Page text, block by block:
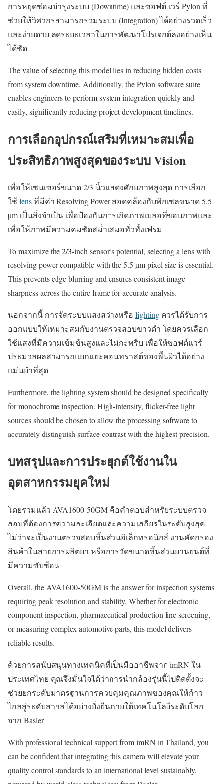
การหยุดซ่อมบำรุงระบบ (Downtime) และซอฟต์แวร์ Pylon ที่
ช่วยให้วิศวกรสามารถรวมระบบ (Integration) ได้อย่างรวดเร็ว
และง่ายดาย ลดระยะเวลาในการพัฒนาโปรเจกต์ลงอย่างเห็น
ได้ชัด
The value of selecting this model lies in reducing hidden costs
from system downtime. Additionally, the Pylon software suite
enables engineers to perform system integration quickly and
easily, significantly reducing project development timelines.
การเลือกอุปกรณ์เสริมที่เหมาะสมเพื่อ
ประสิทธิภาพสูงสุดของระบบ Vision
เพื่อให้เซนเซอร์ขนาด 2/3 นิ้วแสดงศักยภาพสูงสุด การเลือก
ใช้lensที่มีค่า Resolving Power สอดคล้องกับพิกเซลขนาด 5.5
µm เป็นสิ่งจำเป็น เพื่อป้องกันการเกิดภาพเบลอที่ขอบภาพและ
เพื่อให้ภาพมีความคมชัดสม่ำเสมอทั่วทั้งเฟรม
To maximize the 2/3-inch sensor’s potential, selecting a lens with
resolving power compatible with the 5.5 µm pixel size is essential.
This prevents edge blurring and ensures consistent image
sharpness across the entire frame for accurate analysis.
นอกจากนี้ การจัดระบบแสงสว่างหรือ lighting ควรได้รับการ
ออกแบบให้เหมาะสมกับงานตรวจสอบขาวดำ โดยควรเลือก
ใช้แสงที่มีความเข้มข้นสูงและไม่กะพริบ เพื่อให้ซอฟต์แวร์
ประมวลผลสามารถแยกแยะคอนทราสต์ของพื้นผิวได้อย่าง
แม่นยำที่สุด
Furthermore, the lighting system should be designed specifically
for monochrome inspection. High-intensity, flicker-free light
sources should be chosen to allow the processing software to
accurately distinguish surface contrast with the highest precision.
บทสรุปและการประยุกต์ใช้งานใน
อุตสาหกรรมยุคใหม่
โดยรวมแล้ว AVA1600-50GM คือคำตอบสำหรับระบบตรวจ
สอบที่ต้องการความละเอียดและความเสถียรในระดับสูงสุด
ไม่ว่าจะเป็นงานตรวจสอบชิ้นส่วนอิเล็กทรอนิกส์ งานคัดกรอง
สินค้าในสายการผลิตยา หรือการวัดขนาดชิ้นส่วนยานยนต์ที่
มีความซับซ้อน
Overall, the AVA1600-50GM is the answer for inspection systems
requiring peak resolution and stability. Whether for electronic
component inspection, pharmaceutical production line screening,
or measuring complex automotive parts, this model delivers
reliable results.
ด้วยการสนับสนุนทางเทคนิคที่เป็นมืออาชีพจาก imRN ใน
ประเทศไทย คุณจึงมั่นใจได้ว่าการนำกล้องรุ่นนี้ไปติดตั้งจะ
ช่วยยกระดับมาตรฐานการควบคุมคุณภาพของคุณให้ก้าว
ไกลสู่ระดับสากลได้อย่างยั่งยืนภายใต้เทคโนโลยีระดับโลก
จาก Basler
With professional technical support from imRN in Thailand, you
can be confident that integrating this camera will elevate your
quality control standards to an international level sustainably,